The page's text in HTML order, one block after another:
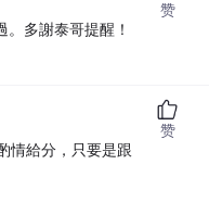
多謝泰哥提醒！
赞
情給分，只要是跟
赞